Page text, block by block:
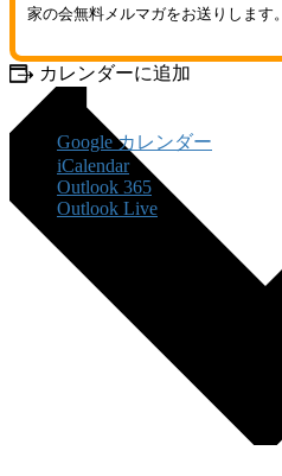
家の会無料メルマガをお送りします。
カレンダーに追加
Google カレンダー
iCalendar
Outlook 365
Outlook Live